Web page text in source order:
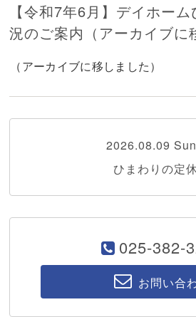
【令和7年6月】デイホー
況のご案内（アーカイブに
（アーカイブに移しました）
2026.08.09
ひまわりの定
025-382-
お問い合